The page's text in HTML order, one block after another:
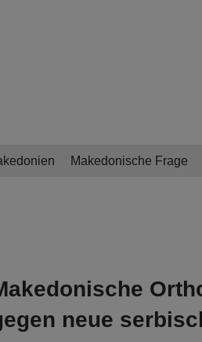
Makedonische Frage
neue